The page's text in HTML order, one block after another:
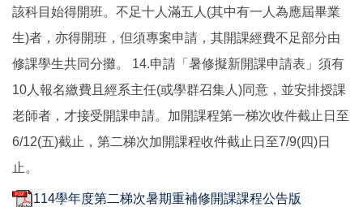
該科目始得開班。不足十人滿五人(其中有一人為應屆畢業
生)者，亦得開班，但須專案申請，其開課經費不足部分由
修課學生共同分攤。 14.申請「暑修擬新開課申請表」須有
10人報名繳費且經系主任(或學群召集人)同意，並安排授課
老師者，才接受開課申請。加開課程第一梯次收件截止日至
6/12(五)截止，第二梯次加開課程收件截止日至7/9(四)日
止。
114學年度第二梯次暑期重補修開課課程公告版